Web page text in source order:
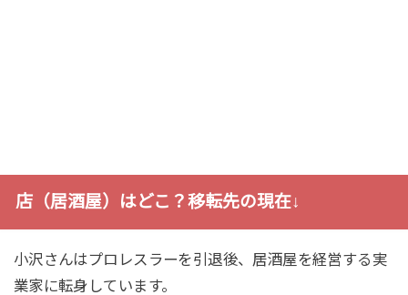
店（居酒屋）はどこ？移転先の現在↓
小沢さんはプロレスラーを引退後、居酒屋を経営する実
業家に転身しています。